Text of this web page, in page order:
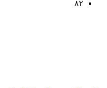
۸۲